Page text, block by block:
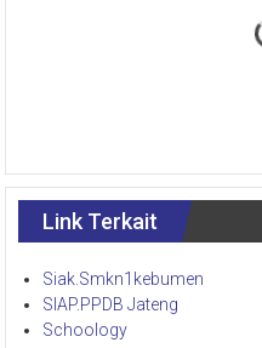
Link Terkait
Siak.Smkn1kebumen
SIAP.PPDB Jateng
Schoology